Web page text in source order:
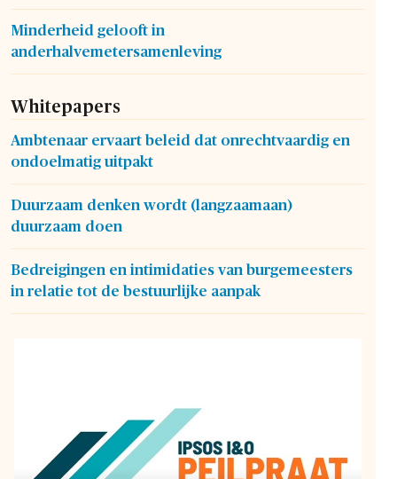
Minderheid gelooft in
anderhalvemetersamenleving
Whitepapers
Ambtenaar ervaart beleid dat onrechtvaardig en
ondoelmatig uitpakt
Duurzaam denken wordt (langzaamaan)
duurzaam doen
Bedreigingen en intimidaties van burgemeesters
in relatie tot de bestuurlijke aanpak